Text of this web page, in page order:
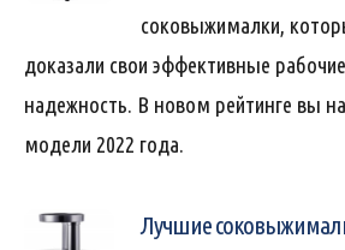
соковыжималки,
доказали свои эффективные
надежность. В новом рейтинге вы
модели 2022 года.
Лучшие